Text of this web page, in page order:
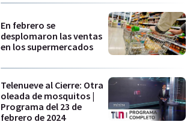
En febrero se
desplomaron las ventas
en los supermercados
Telenueve al Cierre: Otra
oleada de mosquitos |
Programa del 23 de
febrero de 2024